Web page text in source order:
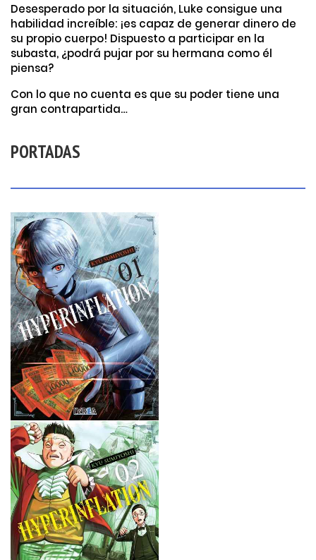
Desesperado por la situación, Luke consigue una
habilidad increíble: ¡es capaz de generar dinero de
su propio cuerpo! Dispuesto a participar en la
subasta, ¿podrá pujar por su hermana como él
piensa?
Con lo que no cuenta es que su poder tiene una
gran contrapartida…
PORTADAS